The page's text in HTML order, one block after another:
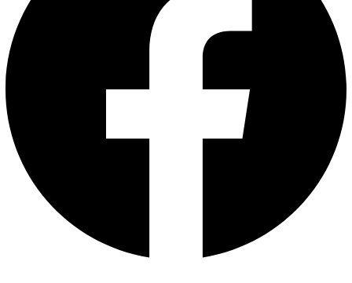
WIN7،8.1،10 و Mac OS